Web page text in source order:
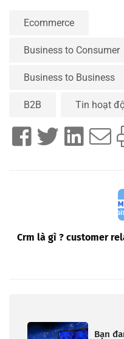
Ecommerce
Business to Consumer
Business to Business
B2B Tin hoạt
Crm là gì ? customer
Bạn